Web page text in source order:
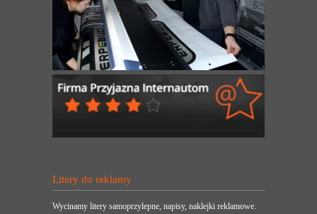
Litery do reklamy
Wycinamy litery samoprzylepne, napisy, naklejki reklamowe.